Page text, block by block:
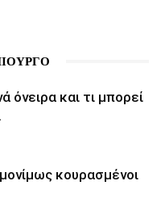
όνειρα και τι μπορεί
κουρασμένοι